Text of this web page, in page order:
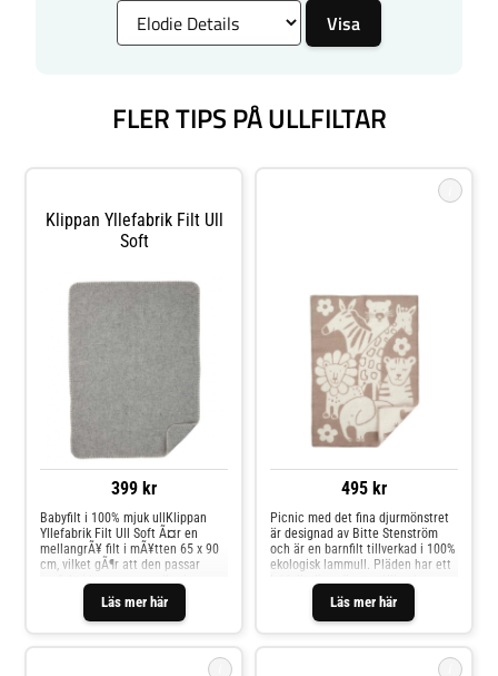
FLER TIPS PÅ ULLFILTAR
Klippan Yllefabrik Filt Ull
Soft
399 kr
Läs mer här
Babyfilt i 100% mjuk ullKlippan
Yllefabrik Filt Ull Soft Ã¤r en
mellangrÃ¥ filt i mÃ¥tten 65 x 90
cm, vilket gÃ¶r att den passar
babysÃ¤ng. Filten Ã¤r tillverkad i
60% merinoull och 40% lammull,
vilket ger den en mjuk finish och
495 kr
Läs mer här
Picnic med det fina djurmönstret
är designad av Bitte Stenström
och är en barnfilt tillverkad i 100%
ekologisk lammull. Pläden har ett
från får som fötts upp helt utan
kemikalier, pesticider eller
antibiotika, vilket gör filten både